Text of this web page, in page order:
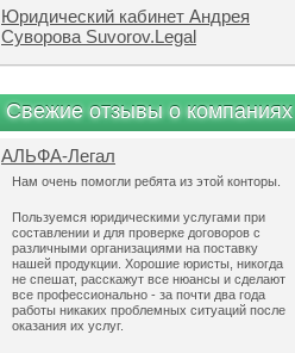
Юридический кабинет Андрея
Суворова Suvorov.Legal
Свежие отзывы о компаниях
АЛЬФА-Легал
Нам очень помогли ребята из этой конторы.
Пользуемся юридическими услугами при
составлении и для проверке договоров с
различными организациями на поставку
нашей продукции. Хорошие юристы, никогда
не спешат, расскажут все нюансы и сделают
все профессионально - за почти два года
работы никаких проблемных ситуаций после
оказания их услуг.